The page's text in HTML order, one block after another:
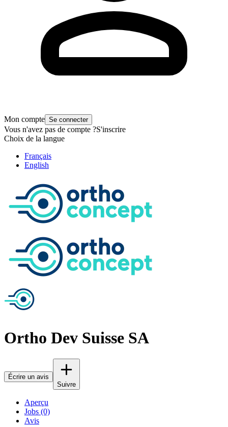
Mon compte Se connecter
Vous n'avez pas de compte ?S'inscrire
Choix de la langue
Français
English
Ortho Dev Suisse SA
Écrire un avis
Suivre
Aperçu
Jobs (0)
Avis